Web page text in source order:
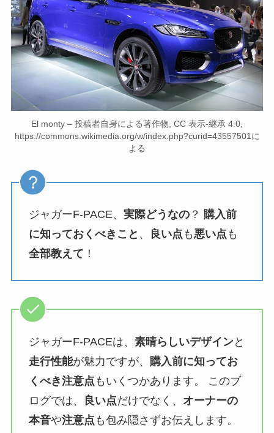
El monty – 投稿者自身による著作物, CC 表示-継承 4.0,
https://commons.wikimedia.org/w/index.php?curid=43557501に
よる
ジャガーF-PACE、 実際どうなの？ 購入前
に知っておくべきこと 、 良い点 も悪い点 も
全部教えて ！
ジャガーF-PACEは、 素晴らしいデザインと
走行性能が魅力ですが、 購入前に知ってお
くべき注意点 もいくつかあります。 このブ
ログでは、
良い点だけでなく、 オーナーの
本音や注意点 も包み隠さずお伝えします。